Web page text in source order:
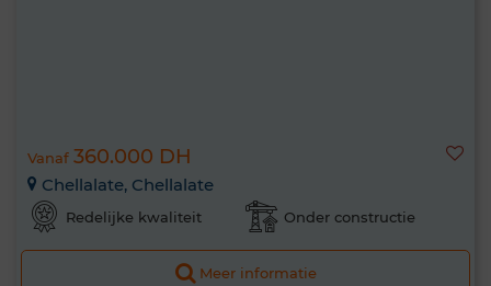
Vanaf 360.000 DH
Chellalate, Chellalate
Redelijke kwaliteit Onder constructie
Meer informatie